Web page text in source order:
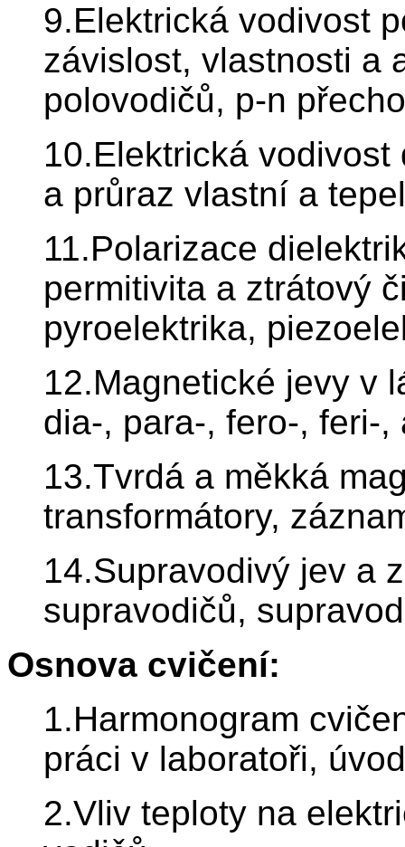
9.Elektrická vodivost
závislost, vlastnosti a
polovodičů, p-n
10.Elektrická
a průraz vlastní a
11.Polarizace
permitivita a ztrátový
pyroelektrika,
12.Magnetické jevy v
dia-, para-, fero-, feri-
13.Tvrdá a měkká
transformátory,
14.Supravodivý jev a
supravodičů,
Osnova cvičení:
1.Harmonogram
práci v laboratoři,
2.Vliv teploty na